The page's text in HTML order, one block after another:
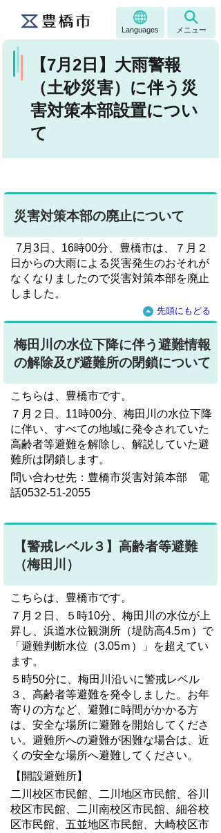
Languages メニュー
【7月2日】大雨警報
（土砂災害）に伴う災
害対策本部設置につい
て
災害対策本部の廃止について
7月3日、16時00分、豊橋市は、７月２
日からの大雨による災害発生のおそれが
なくなりましたので災害対策本部を廃止
しました。
先頭にもどる
梅田川の水位下降に伴う避難情報
の解除及び避難所の閉鎖について
こちらは、豊橋市です。
７月２日、11時00分、梅田川の水位下降
に伴い、すべての地域に発令されていた
高齢者等避難を解除し、解説していた避
難所は閉鎖します。
問い合わせ先：豊橋市災害対策本部 電
話0532-51-2055
【警戒レベル３】高齢者等避難
（梅田川）
こちらは、豊橋市です。
７月２日、５時10分、梅田川の水位が上
昇し、浜道水位観測所（堤防高4.5ｍ）で
「避難判断水位（3.05ｍ）」を超えてい
ます。
５時50分に、梅田川沿いに警戒レベル
３、高齢者等避難を発令しました。お年
寄りの方など、避難に時間がかかる方
は、安全な場所に避難を開始してくださ
い。避難所への避難が困難な場合は、近
くの安全な場所へ避難してください。
【開設避難所】
二川校区市民館、二川地区市民館、谷川
校区市民館、二川南校区市民館、細谷校
区市民館、五並地区市民館、大崎校区市